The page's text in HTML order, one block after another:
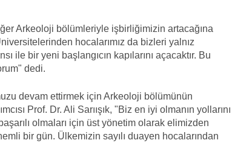
Arkeoloji bölümleriyle işbirliğimizin artacağına
hocalarımız da bizleri yalnız
ile bir yeni başlangıcın kapılarını açacaktır. Bu
dedi.
devam ettirmek için Arkeoloji bölümünün
Prof. Dr. Ali Sarıışık, "Biz en iyi olmanın yollarını
olmaları için üst yönetim olarak elimizden
bir gün. Ülkemizin sayılı duayen hocalarından